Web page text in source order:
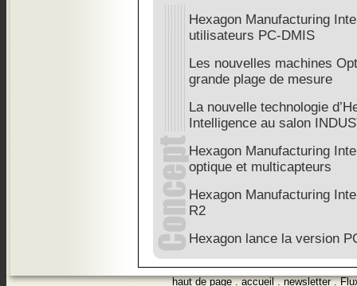
Hexagon Manufacturing
utilisateurs PC-DMIS
Les nouvelles machines
grande plage de mesure
La nouvelle technologie
Intelligence au salon
Hexagon Manufacturing
optique et multicapteurs
Hexagon Manufacturing
R2
Hexagon lance la version
haut de page.accueil.newsletter.